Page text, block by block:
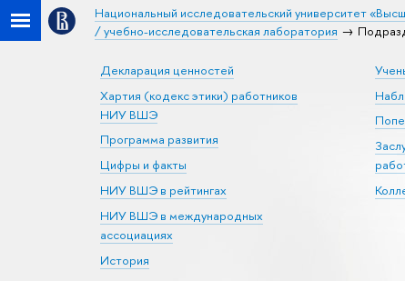
Национальный исследовательский университет
/ учебно-исследовательская лаборатория
Декларация ценностей
Хартия (кодекс этики) работников
НИУ ВШЭ
Программа развития
Цифры и факты
НИУ ВШЭ в рейтингах
НИУ ВШЭ в международных
ассоциациях
История